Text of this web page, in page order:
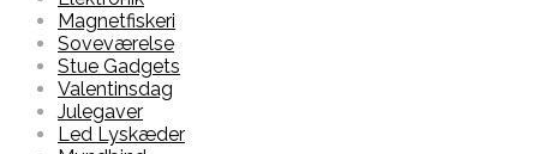
Magnetfiskeri
Soveværelse
Stue Gadgets
Valentinsdag
Julegaver
Led Lyskæder